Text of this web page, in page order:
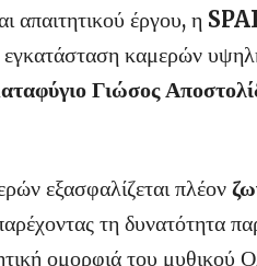
απαιτητικού έργου, η
καμερών
Γιώσος
εξασφαλίζεται πλέον
τη δυνατότητα
ομορφιά του μυθικού